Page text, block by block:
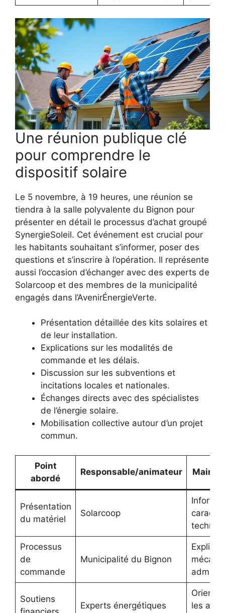
Une réunion publique clé
pour comprendre le
dispositif solaire
Le 5 novembre, à 19 heures, une réunion se
tiendra à la salle polyvalente du Bignon pour
présenter en détail le processus d’achat groupé
SynergieSoleil. Cet événement est crucial pour
les habitants souhaitant s’informer, poser des
questions et s’inscrire à l’opération. Il représente
aussi l’occasion d’échanger avec des experts de
Solarcoop et des membres de la municipalité
engagés dans l’AvenirÉnergieVerte.
Présentation détaillée des kits solaires et
de leur installation.
Explications sur les modalités de
commande et les délais.
Discussion sur les subventions et
incitations locales et nationales.
Échanges directs avec des spécialistes
de l’énergie solaire.
Mobilisation collective autour d’un projet
commun.
Point
abordé
Responsable/animateur Main
Présentation
du matériel
Solarcoop
Processus
de
commande
Municipalité du Bignon
Soutiens
Experts énergétiques
les